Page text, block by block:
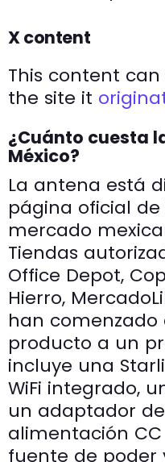
X content
This content
the site it
¿Cuánto cuesta
México?
La antena está
página oficial
mercado
Tiendas
Office Depot,
Hierro,
han comenzado
producto a un
incluye una
WiFi integrado,
un adaptador
alimentación
fuente de poder